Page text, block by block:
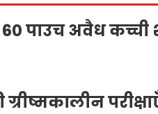
60 पाउच अवैध
ग्रीष्मकालीन